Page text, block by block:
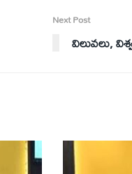
Next Post
విలువలు,